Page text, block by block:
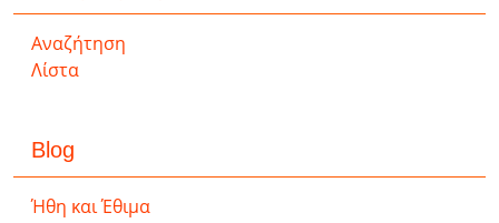
Αναζήτηση
Λίστα
Blog
Ήθη και Έθιμα